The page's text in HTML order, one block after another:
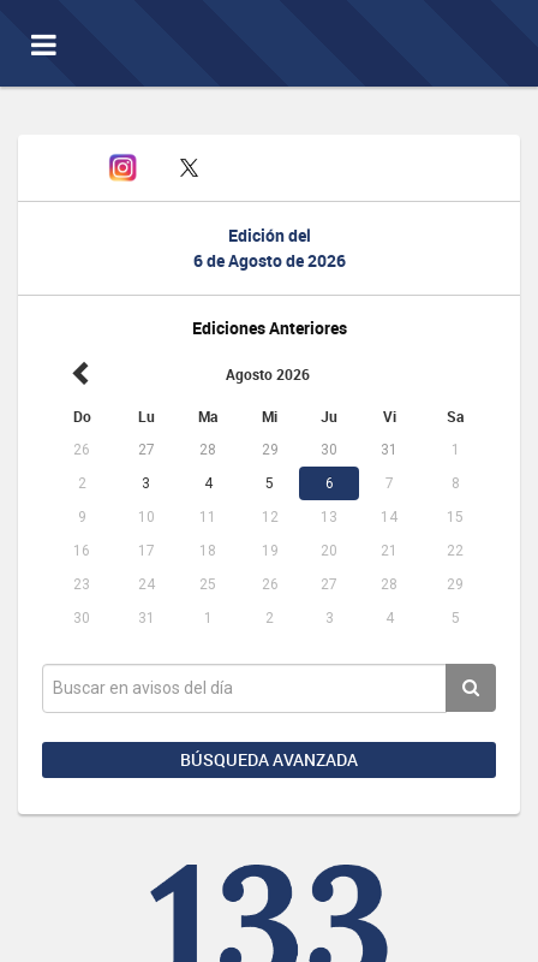
Toggle
navigation
Edición del
6 de Agosto de 2026
Ediciones Anteriores
Agosto 2026
Do Lu Ma Mi Ju Vi Sa
26 27 28 29 30 31
1
2
3 4 5 6 7
8
9
10 11 12 13 14
15
16
17 18 19 20 21
22
23
24 25 26 27 28
29
30
31 1 2 3 4 5
BÚSQUEDA AVANZADA